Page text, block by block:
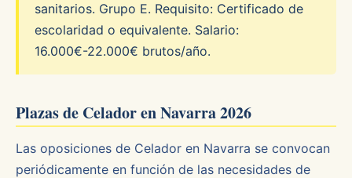
sanitarios. Grupo E. Requisito: Certificado de
escolaridad o equivalente. Salario:
16.000€-22.000€ brutos/año.
Plazas de Celador en Navarra 2026
Las oposiciones de Celador en Navarra se convocan
periódicamente en función de las necesidades de